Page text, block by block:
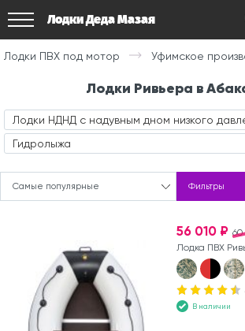
Лодки Деда Мазая
Лодки ПВХ под мотор Уфимское
Лодки Ривьера в
Лодки НДНД с надувным дном низкого
Гидролыжа
Самые популярные Фильтры
56 010 ₽
Лодка ПВХ
В наличии